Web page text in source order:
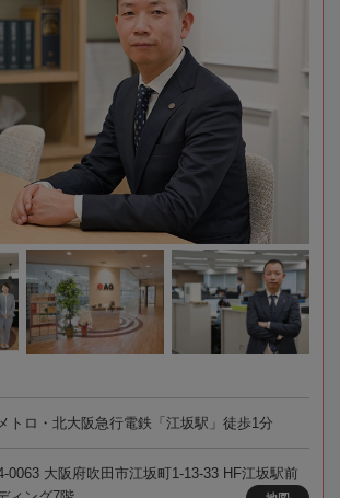
トロ・北大阪急行電鉄「江坂駅」徒歩1分
0063 大阪府吹田市江坂町1-13-33 HF江坂駅前